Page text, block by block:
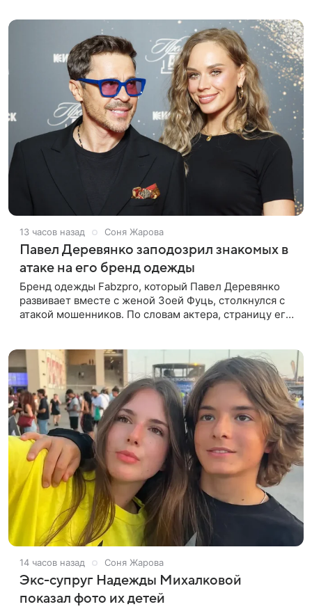
13 часов назад Соня Жарова
Павел Деревянко заподозрил знакомых в
атаке на его бренд одежды
Бренд одежды Fabzpro, который Павел Деревянко
развивает вместе с женой Зоей Фуць, столкнулся с
атакой мошенников. По словам актера, страницу его
14 часов назад Соня Жарова
Экс-супруг Надежды Михалковой
показал фото их детей